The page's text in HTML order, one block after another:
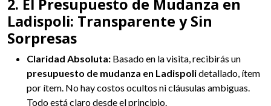
2. El Presupuesto de Mudanza en
Ladispoli: Transparente y Sin
Sorpresas
Claridad Absoluta: Basado en la visita, recibirás un
presupuesto de mudanza en Ladispolidetallado, ítem
por ítem. No hay costos ocultos ni cláusulas ambiguas.
Todo está claro desde el principio.